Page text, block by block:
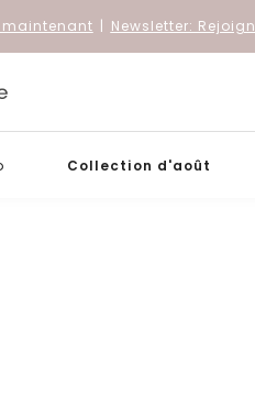
maintenant | Newsletter:
Collection d'août